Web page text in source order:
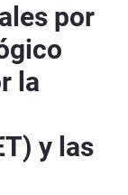
por
la
y las